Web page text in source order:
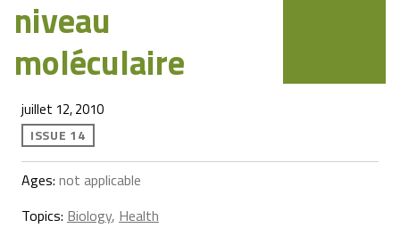
niveau
moléculaire
juillet 12, 2010
ISSUE 14
Ages: not applicable
Topics: Biology, Health